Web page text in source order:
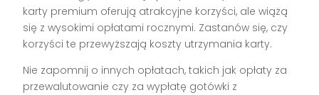
karty premium oferują atrakcyjne korzyści, ale wiążą
się z wysokimi opłatami rocznymi. Zastanów się, czy
korzyści te przewyższają koszty utrzymania karty.
Nie zapomnij o innych opłatach, takich jak opłaty za
przewalutowanie czy za wypłatę gotówki z